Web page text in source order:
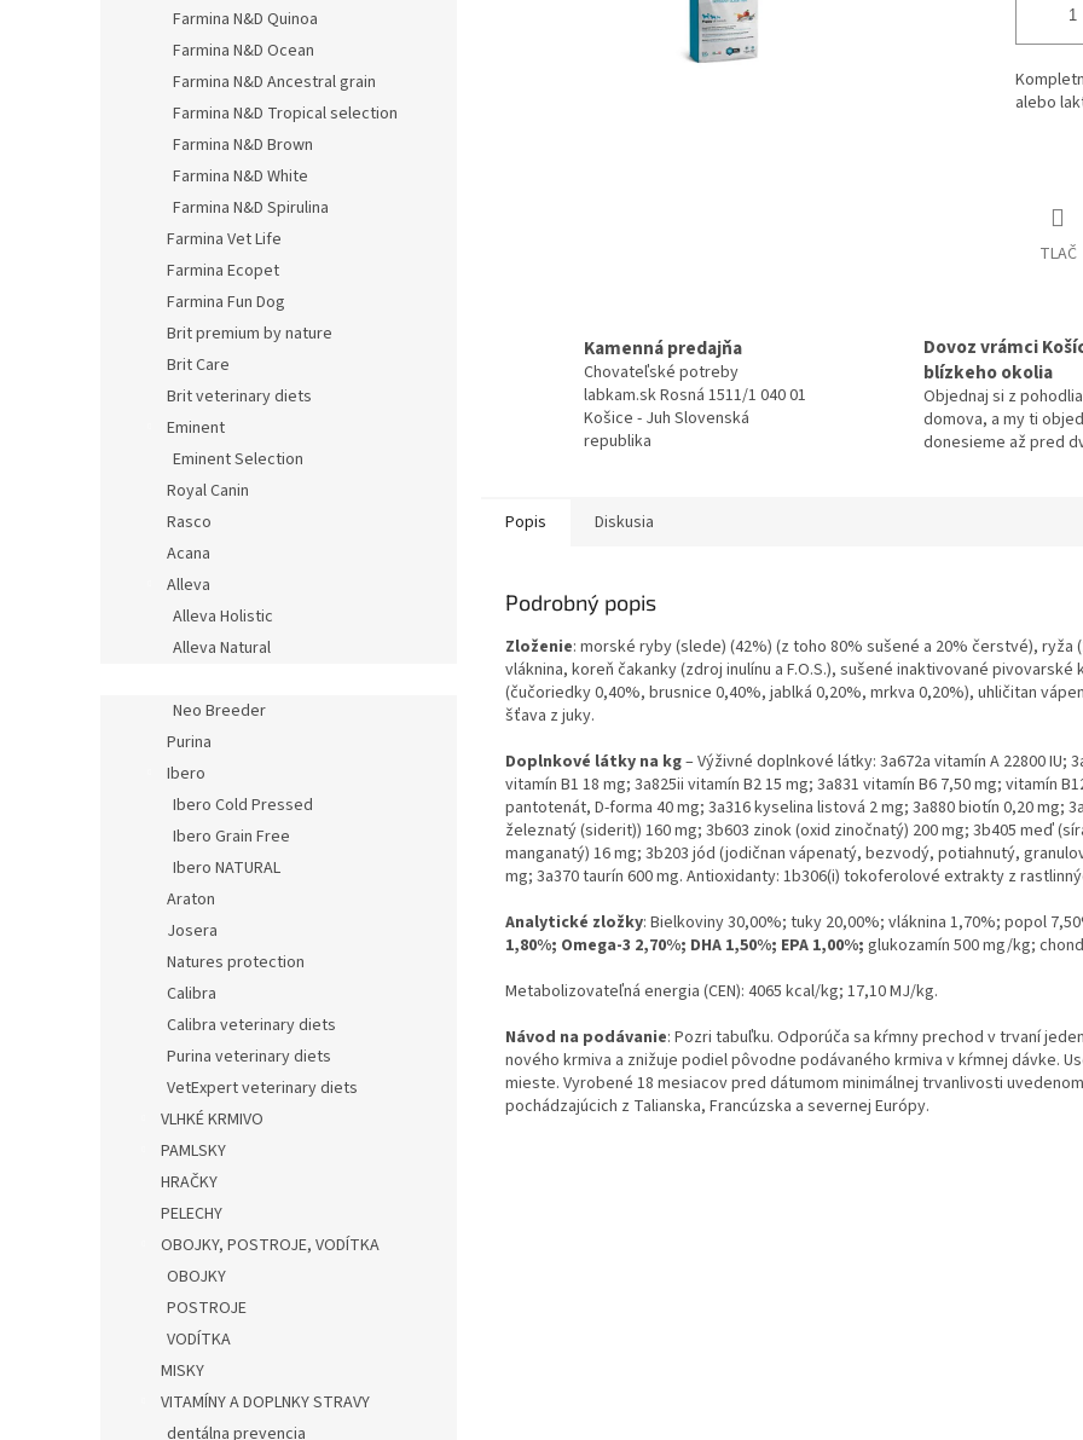
Farmina N&D Quinoa
Farmina N&D Ocean
Farmina N&D Ancestral grain
Farmina N&D Tropical selection
Farmina N&D Brown
Farmina N&D White
Farmina N&D Spirulina
Farmina Vet Life
Farmina Ecopet
Farmina Fun Dog
Brit premium by nature
Brit Care
Brit veterinary diets
Eminent
Eminent Selection
Royal Canin
Rasco
Acana
Alleva
Alleva Holistic
Alleva Natural
Neo Breeder
Purina
Ibero
Ibero Cold Pressed
Ibero Grain Free
Ibero NATURAL
Araton
Josera
Natures protection
Calibra
Calibra veterinary diets
Purina veterinary diets
VetExpert veterinary diets
VLHKÉ KRMIVO
PAMLSKY
HRAČKY
PELECHY
OBOJKY, POSTROJE, VODÍTKA
OBOJKY
POSTROJE
VODÍTKA
MISKY
VITAMÍNY A DOPLNKY STRAVY
dentálna prevencia
alebo
TLAČ
Kamenná predajňa
Chovateľské potreby
labkam.sk Rosná 1511/1 040 01
Košice - Juh Slovenská
republika
Dovoz vrámci
blízkeho okolia
Objednaj si z pohodlia
domova, a my ti
donesieme až pred
Popis Diskusia
Podrobný popis
Zloženie: morské ryby(slede) (42%) (z toho 80% sušené a 20% čerstvé),
vláknina, koreň čakanky (zdroj inulínu a F.O.S.), sušené inaktivované
(čučoriedky 0,40%, brusnice 0,40%, jablká 0,20%, mrkva 0,20%), uhličitan
šťava z juky.
Doplnkové látky na kg–Výživné doplnkové látky: 3a672a vitamín A 22800 IU;
vitamín B1 18 mg; 3a825ii vitamín B2 15 mg; 3a831 vitamín B6 7,50 mg; vitamín
pantotenát, D-forma 40 mg; 3a316 kyselina listová 2 mg; 3a880 biotín 0,20 mg;
železnatý (siderit)) 160 mg; 3b603 zinok (oxid zinočnatý) 200 mg; 3b405 meď
manganatý) 16 mg; 3b203 jód (jodičnan vápenatý, bezvodý, potiahnutý,
mg; 3a370 taurín 600 mg. Antioxidanty: 1b306(i) tokoferolové extrakty z
Analytické zložky: Bielkoviny 30,00%; tuky 20,00%; vláknina 1,70%; popol
1,80%; Omega-3 2,70%; DHA 1,50%; EPA 1,00%; glukozamín 500 mg/kg;
Metabolizovateľná energia (CEN): 4065 kcal/kg; 17,10 MJ/kg.
Návod na podávanie: Pozri tabuľku. Odporúča sa kŕmny prechod v trvaní
nového krmiva a znižuje podiel pôvodne podávaného krmiva v kŕmnej dávke.
mieste. Vyrobené 18 mesiacov pred dátumom minimálnej trvanlivosti
pochádzajúcich z Talianska, Francúzska a severnej Európy.